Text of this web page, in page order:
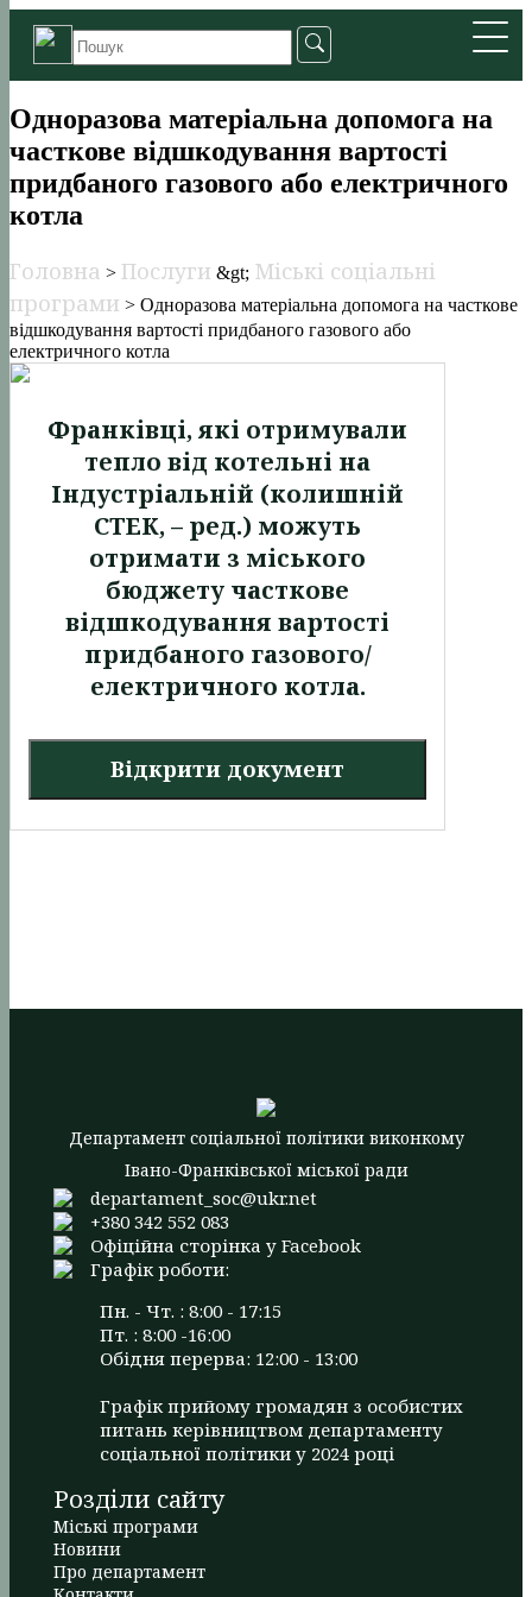
Одноразова матеріальна допомога на
часткове відшкодування вартості
придбаного газового або електричного
котла
Головна > Послуги &gt; Міські соціальні
програми > Одноразова матеріальна допомога на часткове
відшкодування вартості придбаного газового або
електричного котла
Франківці, які отримували
тепло від котельні на
Індустріальній (колишній
СТЕК, – ред.) можуть
отримати з міського
бюджету часткове
відшкодування вартості
придбаного газового/
електричного котла.
Відкрити документ
Департамент соціальної політики виконкому
Івано-Франківської міської ради
departament_soc@ukr.net
+380 342 552 083
Офіційна сторінка у Facebook
Графік роботи:
Пн. - Чт. : 8:00 - 17:15
Пт. : 8:00 -16:00
Обідня перерва: 12:00 - 13:00
Графік прийому громадян з особистих
питань керівництвом департаменту
соціальної політики у 2024 році
Розділи сайту
Міські програми
Новини
Про департамент